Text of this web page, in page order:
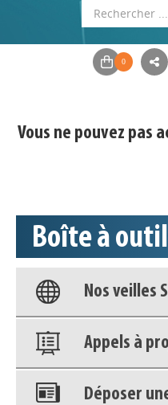
Vous ne pouvez pas
Boîte à
Appels à
Déposer
Base
Nos veilles
Appels à
Déposer